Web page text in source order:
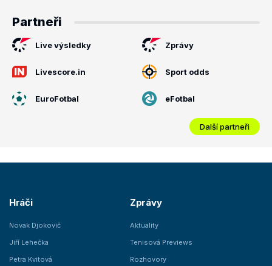
Partneři
Live výsledky Zprávy
Livescore.in Sport odds
EuroFotbal eFotbal
Další partneři
Hráči
Novak Djokovič
Jiří Lehečka
Petra Kvitová
Zprávy
Aktuality
Tenisová Previews
Rozhovory